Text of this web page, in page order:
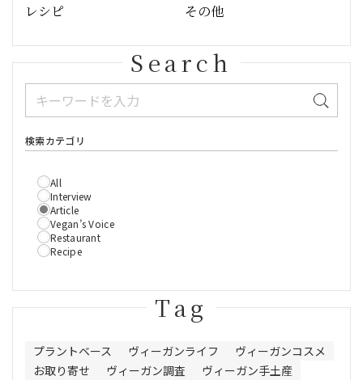
レシピ
その他
Search
検索カテゴリ
All
Interview
Article
Vegan’s Voice
Restaurant
Recipe
Tag
プラントベース ヴィーガンライフ
ヴィーガンコスメ
お取り寄せ
ヴィーガン調査
ヴィーガン手土産